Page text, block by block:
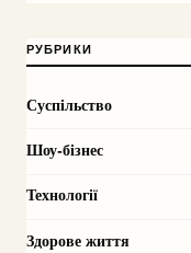
РУБРИКИ
Суспільство
Шоу-бізнес
Технології
Здорове життя